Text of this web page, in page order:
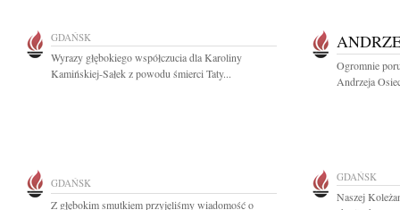
GDAŃSK
Wyrazy głębokiego współczucia dla Karoliny
Kamińskiej-Sałek z powodu śmierci Taty...
Ogromnie
Andrzeja
GDAŃSK
Z głębokim smutkiem przyjęliśmy wiadomość o
GDAŃSK
Naszej